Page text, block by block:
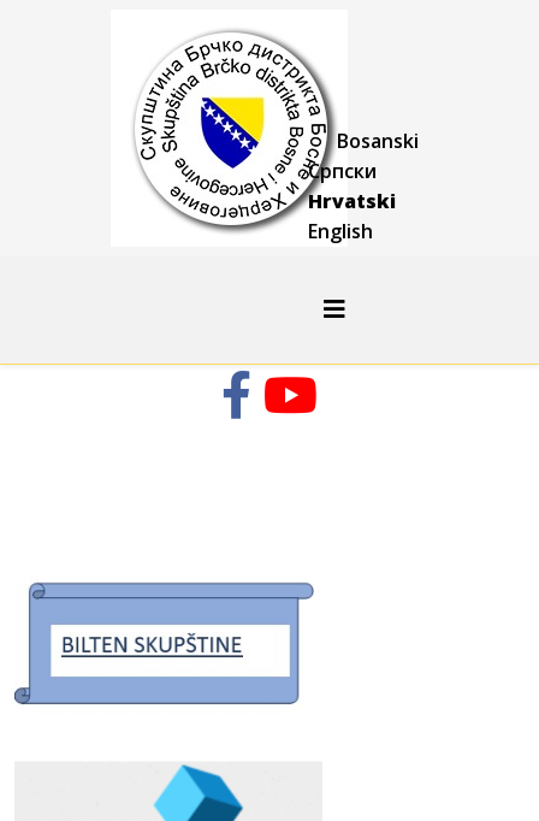
Bosanski
Српски
Hrvatski
English